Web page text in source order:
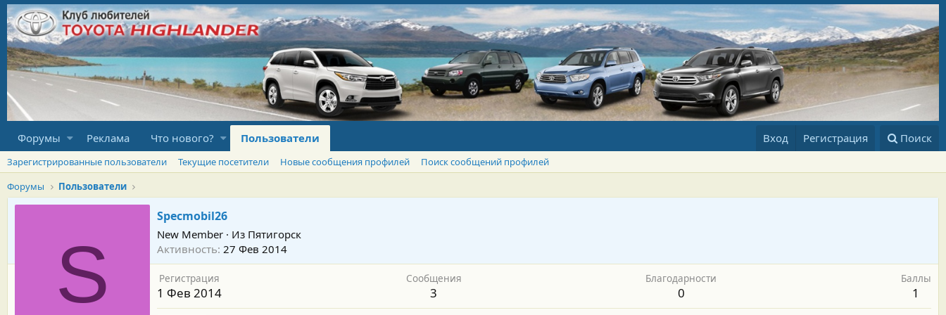
Форумы Реклама Что нового? Пользователи Вход Регистрация Поиск
Зарегистрированные пользователи Текущие посетители Новые сообщения профилей
Поиск сообщений профилей
Форумы
Пользователи
S
Specmobil26
New Member · Из Пятигорск
Активность 27 Фев 2014
Регистрация
1 Фев 2014
Сообщения
3
Благодарности
0
Баллы
1